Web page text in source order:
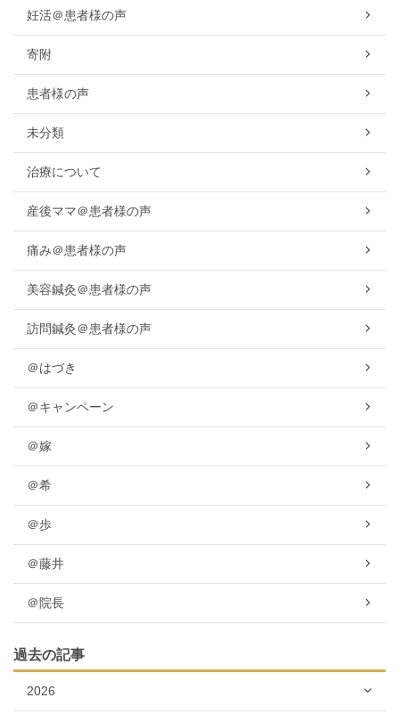
妊活＠患者様の声
寄附
患者様の声
未分類
治療について
産後ママ＠患者様の声
痛み＠患者様の声
美容鍼灸＠患者様の声
訪問鍼灸＠患者様の声
＠はづき
＠キャンペーン
＠嫁
＠希
＠歩
＠藤井
＠院長
過去の記事
2026